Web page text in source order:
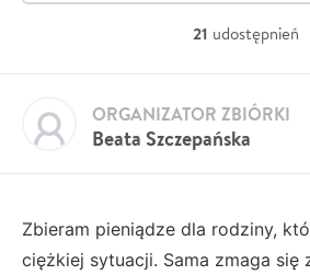
21 udostępnień
Beata Szczepańska
ORGANIZATOR ZBIÓRKI
Zbieram pieniądze dla rodziny,
ciężkiej sytuacji. Sama zmaga się